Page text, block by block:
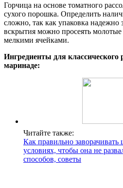
Горчица на основе томатного
сухого порошка. Определить
сложно, так как упаковка надежно
вскрытия можно просеять молотые
мелкими ячейками.
Ингредиенты для классического
маринаде:
Читайте также:
Как правильно
условиях, чтобы она не
способов, советы